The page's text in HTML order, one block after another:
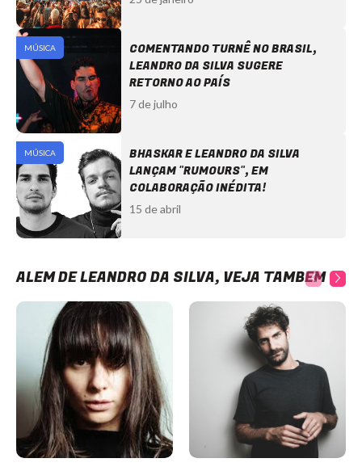
MÚSICA
COMENTANDO TURNÊ NO BRASIL,
LEANDRO DA SILVA SUGERE
RETORNO AO PAÍS
7 de julho
MÚSICA
BHASKAR E LEANDRO DA SILVA
LANÇAM "RUMOURS", EM
COLABORAÇÃO INÉDITA!
15 de abril
ALÉM DE LEANDRO DA SILVA, VEJA TAMBÉM